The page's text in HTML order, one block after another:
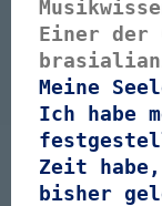
Einer der
Meine
Ich habe
Zeit
bisher